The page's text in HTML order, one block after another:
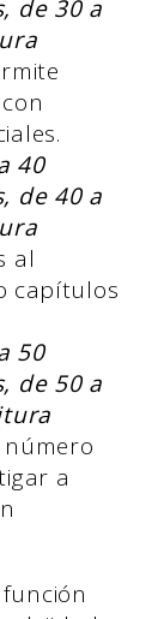
de 30 a
40
de 40 a
al
capítulos
50
de 50 a
a